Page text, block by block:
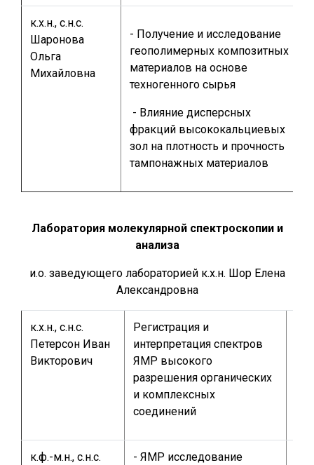
к.х.н., с.н.с.
Шаронова
Ольга
Михайловна
- Получение и исследование
геополимерных композитных
материалов на основе
техногенного сырья
- Влияние дисперсных
фракций высококальциевых
зол на плотность и прочность
тампонажных материалов
Лаборатория молекулярной спектроскопии и
анализа
и.о. заведующего лабораторией к.х.н. Шор Елена
Александровна
к.х.н., с.н.с.
Петерсон Иван
Викторович
Регистрация и
интерпретация спектров
ЯМР высокого
разрешения органических
и комплексных
соединений
к.ф.-м.н., с.н.с.
- ЯМР исследование